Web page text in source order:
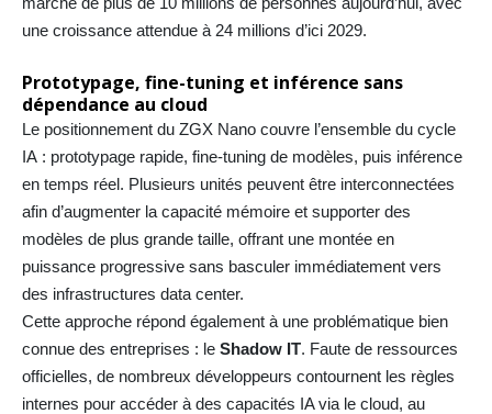
une croissance attendue à 24 millions d’ici 2029.
Prototypage, fine-tuning et inférence sans
dépendance au cloud
Le positionnement du ZGX Nano couvre l’ensemble du cycle
IA : prototypage rapide, fine-tuning de modèles, puis inférence
en temps réel. Plusieurs unités peuvent être interconnectées
afin d’augmenter la capacité mémoire et supporter des
modèles de plus grande taille, offrant une montée en
puissance progressive sans basculer immédiatement vers
des infrastructures data center.
Cette approche répond également à une problématique bien
connue des entreprises : le Shadow IT. Faute de ressources
officielles, de nombreux développeurs contournent les règles
internes pour accéder à des capacités IA via le cloud, au